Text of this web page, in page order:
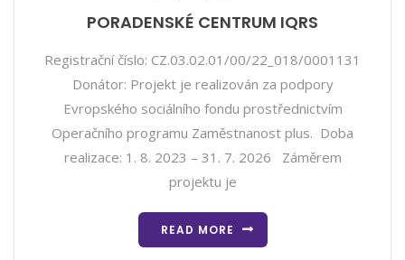
PORADENSKÉ CENTRUM IQRS
Registrační číslo: CZ.03.02.01/00/22_018/0001131
Donátor: Projekt je realizován za podpory
Evropského sociálního fondu prostřednictvím
Operačního programu Zaměstnanost plus. Doba
realizace: 1. 8. 2023 – 31. 7. 2026 Záměrem
projektu je
READ MORE